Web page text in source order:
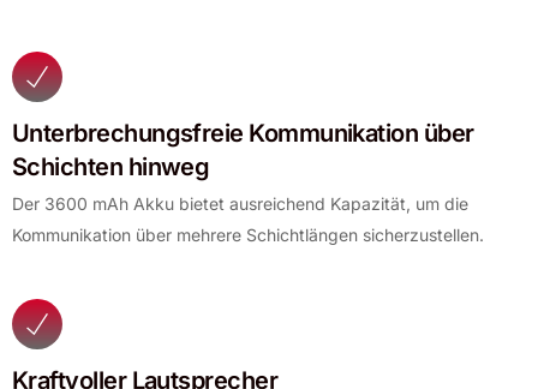
Unterbrechungsfreie Kommunikation über
Schichten hinweg
Der 3600 mAh Akku bietet ausreichend Kapazität, um die
Kommunikation über mehrere Schichtlängen sicherzustellen.
Kraftvoller Lautsprecher